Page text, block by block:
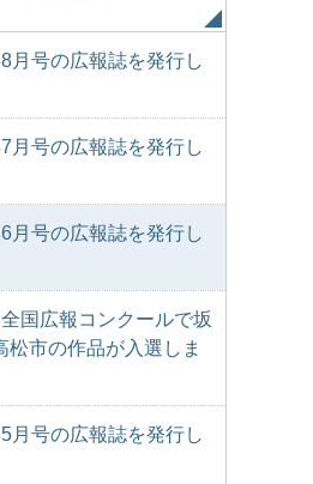
月号の広報誌を発行し
月号の広報誌を発行し
月号の広報誌を発行し
国広報コンクールで坂
松市の作品が入選しま
月号の広報誌を発行し